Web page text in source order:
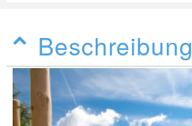
Beschreibung